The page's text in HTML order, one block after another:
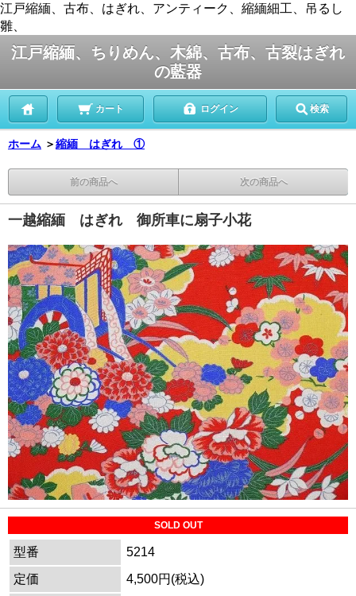
江戸縮緬、古布、はぎれ、アンティーク、縮緬細工、吊るし
雛、
江戸縮緬、ちりめん、木綿、古布、古裂はぎれ
の藍器
カート ログイン 検索
ホーム ＞縮緬 はぎれ ①
前の商品へ 次の商品へ
一越縮緬 はぎれ 御所車に扇子小花
SOLD OUT
型番
5214
定価
4,500円(税込)